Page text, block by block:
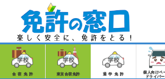
合宿免許 東京合宿免許 通学免許
個人向けペ
ドライバ